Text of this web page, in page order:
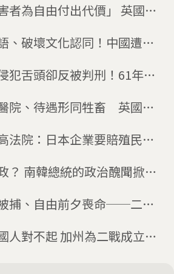
為自由付出代價」 英國政
、破壞文化認同！中國遭控
犯舌頭卻反被判刑！61年後
受害者
院、待遇形同牲畜 英國
加霜
法院：日本企業要賠殖民時
？ 南韓總統的政治醜聞掀風
捕、自由前夕喪命──二戰
加州為二戰成立集